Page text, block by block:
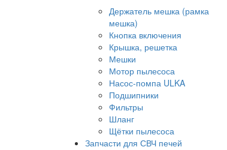
Держатель мешка (рамка
мешка)
Кнопка включения
Крышка, решетка
Мешки
Мотор пылесоса
Насос-помпа ULKA
Подшипники
Фильтры
Шланг
Щётки пылесоса
Запчасти для СВЧ печей